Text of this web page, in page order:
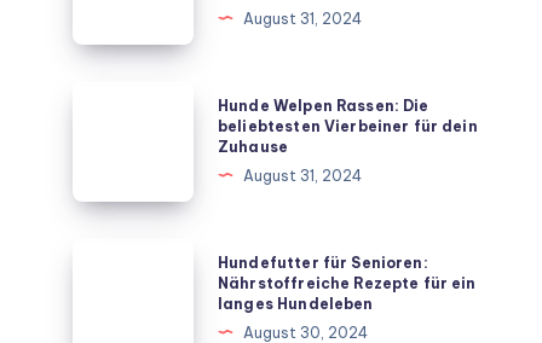
Hund
August 31, 2024
beliebtesten
Hunde Welpen Rassen: Die
beliebtesten Vierbeiner für dein
Zuhause
August 31, 2024
Hundefutter für Senioren:
Nährstoffreiche Rezepte für ein
langes Hundeleben
August 30, 2024